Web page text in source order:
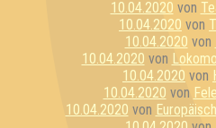
10.04.2020 von
10.04.2020 von
10.04.2020 von
10.04.2020 von
10.04.2020 von
10.04.2020 von
10.04.2020 von